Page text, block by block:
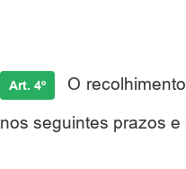
Art. 4º O
nos seguintes prazos e